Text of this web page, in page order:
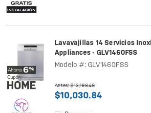
Lavavajillas 14 Servicios
Appliances - GLV1460FSS
Modelo #: GLV1460FSS
Antes: $13,198.48
$10,030.84